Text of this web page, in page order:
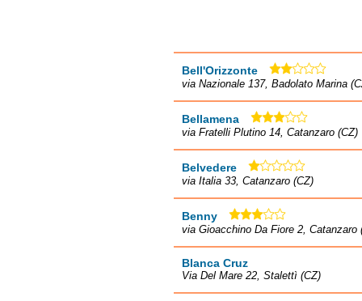
Bell'Orizzonte
via Nazionale 137, Badolato Marina
Bellamena
via Fratelli Plutino 14, Catanzaro (CZ)
Belvedere
via Italia 33, Catanzaro (CZ)
Benny
via Gioacchino Da Fiore 2, Catanzaro
Blanca Cruz
Via Del Mare 22, Stalettì (CZ)